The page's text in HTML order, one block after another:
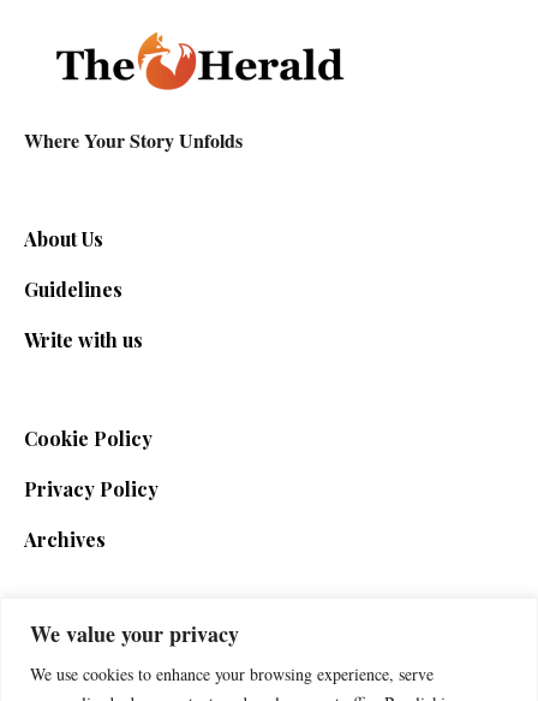
We value your privacy
We use cookies to enhance your browsing experience, serve
Where Your Story Unfolds
About Us
Guidelines
Write with us
Cookie Policy
Privacy Policy
Archives
SIGN UP FOR THE NEWSLETTER